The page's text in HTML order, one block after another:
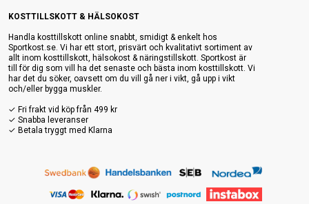
KOSTTILLSKOTT & HÄLSOKOST
Handla kosttillskott online snabbt, smidigt & enkelt hos
Sportkost.se. Vi har ett stort, prisvärt och kvalitativt sortiment av
allt inom kosttillskott, hälsokost & näringstillskott. Sportkost är
till för dig som vill ha det senaste och bästa inom kosttillskott. Vi
har det du söker, oavsett om du vill gå ner i vikt, gå upp i vikt
och/eller bygga muskler.
✓ Fri frakt vid köp från 499 kr
✓ Snabba leveranser
✓ Betala tryggt med Klarna